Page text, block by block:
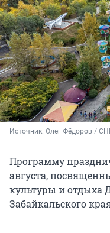
Источник: Олег Фёдоров /
Программу
августа,
культуры и отдыха
Забайкальского